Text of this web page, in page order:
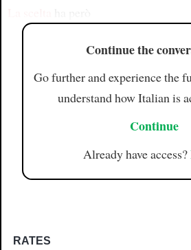
Continue the
Go further and experience the
understand how Italian is
Continue
Already have access?
RATES